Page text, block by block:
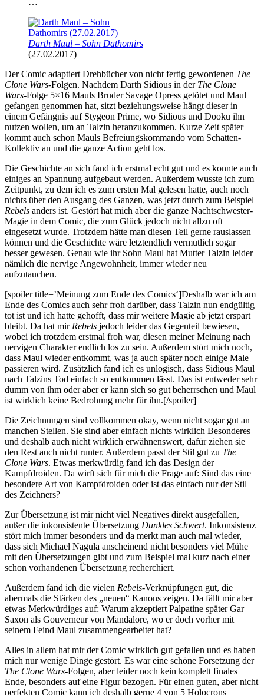
…
Darth Maul – Sohn Dathomirs
(27.02.2017)
Der Comic adaptiert Drehbücher von nicht fertig gewordenen The
Clone Wars-Folgen. Nachdem Darth Sidious in der The Clone
Wars-Folge 5×16 Mauls Bruder Savage Opress getötet und Maul
gefangen genommen hat, sitzt beziehungsweise hängt dieser in
einem Gefängnis auf Stygeon Prime, wo Sidious und Dooku ihn
nutzen wollen, um an Talzin heranzukommen. Kurze Zeit später
kommt auch schon Mauls Befreiungskommando vom Schatten-
Kollektiv an und die ganze Action geht los.
Die Geschichte an sich fand ich erstmal echt gut und es konnte auch
einiges an Spannung aufgebaut werden. Außerdem wusste ich zum
Zeitpunkt, zu dem ich es zum ersten Mal gelesen hatte, auch noch
nichts über den Ausgang des Ganzen, was jetzt durch zum Beispiel
Rebels anders ist. Gestört hat mich aber die ganze Nachtschwester-
Magie in dem Comic, die zum Glück jedoch nicht allzu oft
eingesetzt wurde. Trotzdem hätte man diesen Teil gerne rauslassen
können und die Geschichte wäre letztendlich vermutlich sogar
besser gewesen. Genau wie ihr Sohn Maul hat Mutter Talzin leider
nämlich die nervige Angewohnheit, immer wieder neu
aufzutauchen.
[spoiler title=’Meinung zum Ende des Comics‘]Deshalb war ich am
Ende des Comics auch sehr froh darüber, dass Talzin nun endgültig
tot ist und ich hatte gehofft, dass mir weitere Magie ab jetzt erspart
bleibt. Da hat mirRebels jedoch leider das Gegenteil bewiesen,
wobei ich trotzdem erstmal froh war, diesen meiner Meinung nach
nervigen Charakter endlich los zu sein. Außerdem stört mich noch,
dass Maul wieder entkommt, was ja auch später noch einige Male
passieren wird. Zusätzlich fand ich es unlogisch, dass Sidious Maul
nach Talzins Tod einfach so entkommen lässt. Das ist entweder sehr
dumm von ihm oder aber er kann sich so gut beherrschen und Maul
ist wirklich keine Bedrohung mehr für ihn.[/spoiler]
Die Zeichnungen sind vollkommen okay, wenn nicht sogar gut an
manchen Stellen. Sie sind aber einfach nichts wirklich Besonderes
und deshalb auch nicht wirklich erwähnenswert, dafür ziehen sie
den Rest auch nicht runter. Außerdem passt der Stil gut zu The
Clone Wars. Etwas merkwürdig fand ich das Design der
Kampfdroiden. Da wirft sich für mich die Frage auf: Sind das eine
besondere Art von Kampfdroiden oder ist das einfach nur der Stil
des Zeichners?
Zur Übersetzung ist mir nicht viel Negatives direkt ausgefallen,
außer die inkonsistente Übersetzung Dunkles Schwert. Inkonsistenz
stört mich immer besonders und da merkt man auch mal wieder,
dass sich Michael Nagula anscheinend nicht besonders viel Mühe
mit den Übersetzungen gibt und zum Beispiel mal kurz nach einer
schon vorhandenen Übersetzung recherchiert.
Außerdem fand ich die vielen Rebels-Verknüpfungen gut, die
abermals die Stärken des „neuen“ Kanons zeigen. Da fällt mir aber
etwas Merkwürdiges auf: Warum akzeptiert Palpatine später Gar
Saxon als Gouverneur von Mandalore, wo er doch vorher mit
seinem Feind Maul zusammengearbeitet hat?
Alles in allem hat mir der Comic wirklich gut gefallen und es haben
mich nur wenige Dinge gestört. Es war eine schöne Forsetzung der
The Clone Wars-Folgen, aber leider noch kein komplett finales
Ende, besonders auf eine Figur bezogen. Für einen guten, aber nicht
perfekten Comic kann ich deshalb gerne 4 von 5 Holocrons